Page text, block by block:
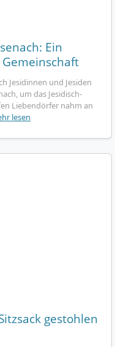
Ein
Jesidinnen und Jesiden
um das Jesidisch-
Liebendörfer nahm an
lesen
gestohlen